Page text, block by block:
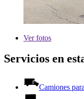
Verfotos
Servicios en
Camiones